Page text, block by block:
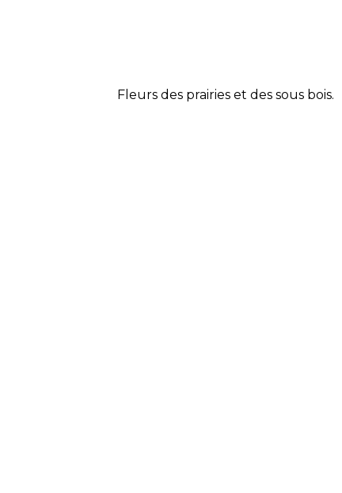
Fleurs des prairies et des sous bois.